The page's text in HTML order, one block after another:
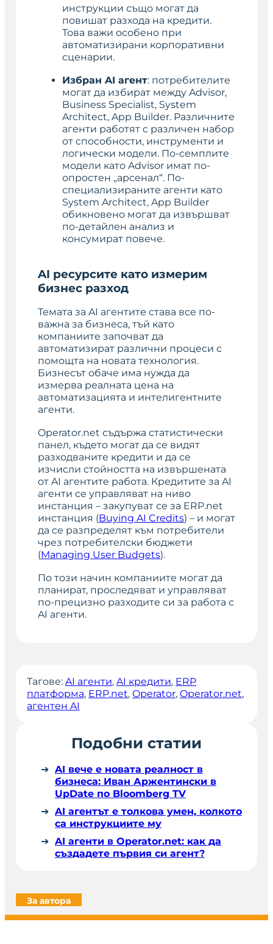
инструкции също могат да
повишат разхода на кредити.
Това важи особено при
автоматизирани корпоративни
сценарии.
Избран AI агент: потребителите
могат да избират между Advisor,
Business Specialist, System
Architect, App Builder. Различните
агенти работят с различен набор
от способности, инструменти и
логически модели. По-семплите
модели като Advisor имат по-
опростен „арсенал“. По-
специализираните агенти като
System Architect, App Builder
обикновено могат да извършват
по-детайлен анализ и
консумират повече.
AI ресурсите като измерим
бизнес разход
Темата за AI агентите става все по-
важна за бизнеса, тъй като
компаниите започват да
автоматизират различни процеси с
помощта на новата технология.
Бизнесът обаче има нужда да
измерва реалната цена на
автоматизацията и интелигентните
агенти.
Operator.net съдържа статистически
панел, където могат да се видят
разходваните кредити и да се
изчисли стойността на извършената
от AI агентите работа. Кредитите за AI
агенти се управляват на ниво
инстанция – закупуват се за ERP.net
инстанция (Buying AI Credits) – и могат
да се разпределят към потребители
чрез потребителски бюджети
(Managing User Budgets).
По този начин компаниите могат да
планират, проследяват и управляват
по-прецизно разходите си за работа с
AI агенти.
Тагове: AI агенти, AI кредити, ERP
платформа, ERP.net, Operator, Operator.net
агентен AI
Подобни статии
AI вече е новата реалност в
бизнеса: Иван Аржентински в
UpDate по Bloomberg TV
AI агентът е толкова умен, колкото
са инструкциите му
AI агенти в Operator.net: как да
създадете първия си агент?
За автора